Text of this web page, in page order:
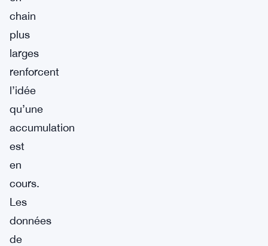
chain
plus
larges
renforcent
l’idée
qu’une
accumulation
est
en
cours.
Les
données
de